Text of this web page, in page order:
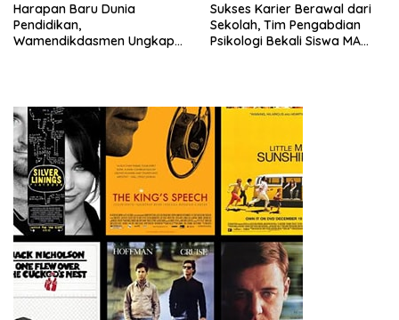
Harapan Baru Dunia
Pendidikan,
Wamendikdasmen Ungkap
Sukses Karier Berawal dari
Sekolah, Tim Pengabdian
Psikologi Bekali Siswa MA